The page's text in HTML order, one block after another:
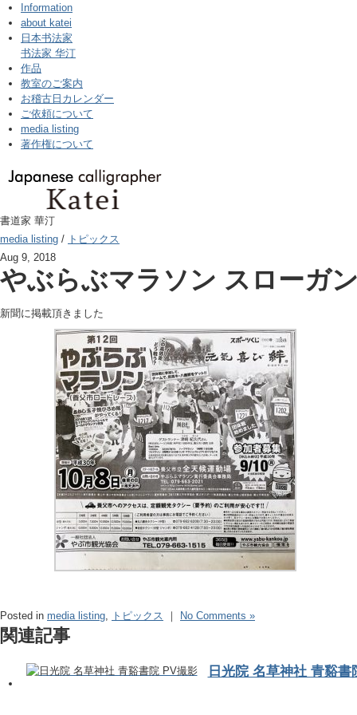
Information
about katei
日本书法家
书法家 华汀
作品
教室のご案内
お稽古日カレンダー
ご依頼について
media listing
著作権について
書道家 華汀
media listing / トピックス
Aug 9, 2018
やぶらぶマラソン スローガ
新聞に掲載頂きました
Posted in media listing, トピックス ｜ No Comments »
関連記事
日光院 名草神社 青谿書